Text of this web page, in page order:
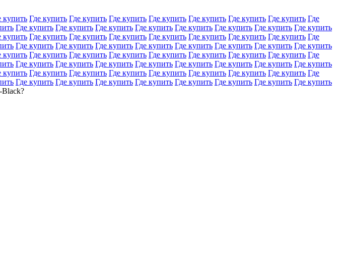
купить Где купить Где купить Где купить Где купить Где купить Где купить Где купить Где
Где купить Где купить Где купить Где купить Где купить Где купить Где купить Где купить
купить Где купить Где купить Где купить Где купить Где купить Где купить Где купить Где
Где купить Где купить Где купить Где купить Где купить Где купить Где купить Где купить
купить Где купить Где купить Где купить Где купить Где купить Где купить Где купить Где
Где купить Где купить Где купить Где купить Где купить Где купить Где купить Где купить
купить Где купить Где купить Где купить Где купить Где купить Где купить Где купить Где
Где купить Где купить Где купить Где купить Где купить Где купить Где купить Где купить